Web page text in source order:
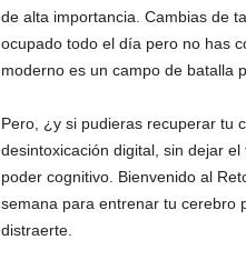
de alta importancia. Cambias de
ocupado todo el día pero no has
moderno es un campo de batalla
Pero, ¿y si pudieras recuperar tu
desintoxicación digital, sin dejar
poder cognitivo. Bienvenido al
semana para entrenar tu cerebro
distraerte.